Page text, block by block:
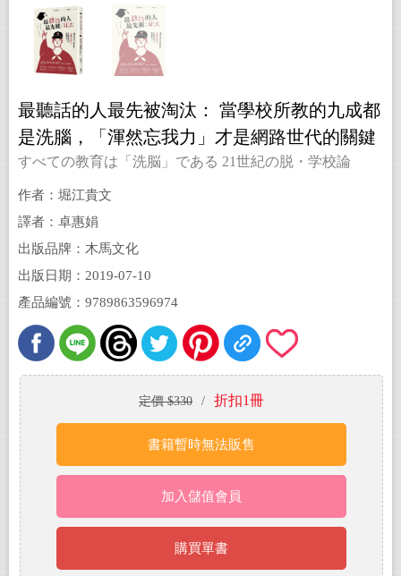
最聽話的人最先被淘汰： 當學校所教的九成都
是洗腦，「渾然忘我力」才是網路世代的關鍵
競爭力！
すべての教育は「洗脳」である 21世紀の脱・学校論
作者：堀江貴文
譯者：卓惠娟
出版品牌：木馬文化
出版日期：2019-07-10
產品編號：9789863596974
定價 $330 / 折扣1冊
書籍暫時無法販售
加入儲值會員
購買單書